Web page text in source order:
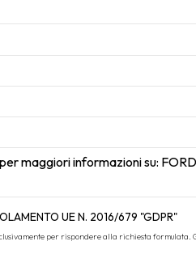
UE N. 2016/679 "GDPR"
per rispondere alla richiesta formulata.